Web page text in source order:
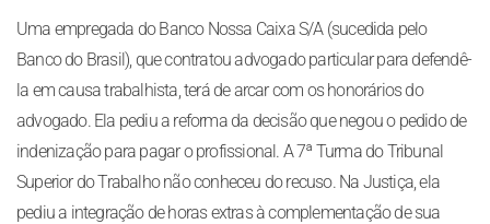
Uma empregada do Banco Nossa Caixa S/A (sucedida pelo
Banco do Brasil), que contratou advogado particular para defendê-
la em causa trabalhista, terá de arcar com os honorários do
advogado. Ela pediu a reforma da decisão que negou o pedido de
indenização para pagar o profissional. A 7ª Turma do Tribunal
Superior do Trabalho não conheceu do recuso. Na Justiça, ela
pediu a integração de horas extras à complementação de sua